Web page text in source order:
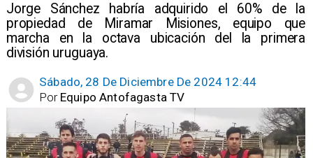
Jorge Sánchez habría adquirido el 60% de la
propiedad de Miramar Misiones, equipo que
marcha en la octava ubicación del la primera
división uruguaya.
Sábado, 28 De Diciembre De 2024 12:44
Equipo Antofagasta TV
Por